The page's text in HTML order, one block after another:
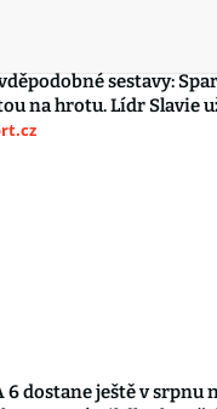
sestavy:
na hrotu. Lídr Slavie
6 dostane ještě v srpnu